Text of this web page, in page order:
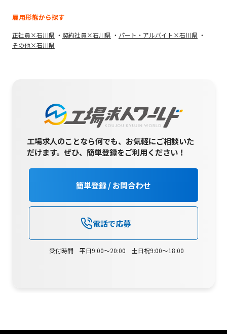
雇用形態から探す
正社員×石川県 契約社員×石川県
パート・アルバイト×石川県
その他×石川県
工場求人のことなら何でも、お気軽にご相談いた
だけます。ぜひ、簡単登録をご利用ください！
簡単登録 / お問合わせ
電話で応募
受付時間 平日9:00～20:00 土日祝9:00～18:00